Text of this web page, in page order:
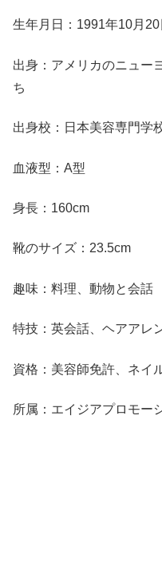
生年月日：1991年10月20
出身：アメリカのニュー
ち
出身校：日本美容専門学
血液型：A型
身長：160cm
靴のサイズ：23.5cm
趣味：料理、動物と会話
特技：英会話、ヘアアレ
資格：美容師免許、ネイ
所属：エイジアプロモー